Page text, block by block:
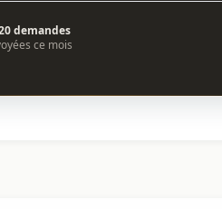
demandes
ce mois